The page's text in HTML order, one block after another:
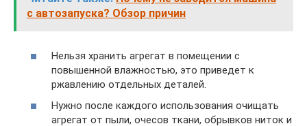
с автозапуска? Обзор причин
Нельзя хранить агрегат в помещении с
повышенной влажностью, это приведет к
ржавлению отдельных деталей.
Нужно после каждого использования очищать
агрегат от пыли, очесов ткани, обрывков ниток и